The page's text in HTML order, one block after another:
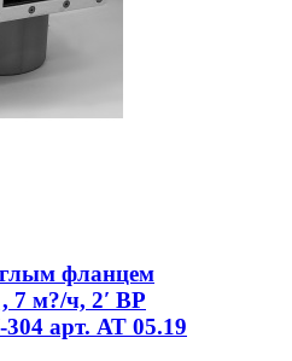
фланцем
7 м?/ч, 2′ ВР
арт. АТ 05.19